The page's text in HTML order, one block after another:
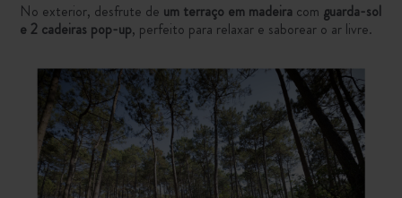
No exterior, desfrute de um terraço em madeira com guarda-sol
e 2 cadeiras pop-up, perfeito para relaxar e saborear o ar livre.